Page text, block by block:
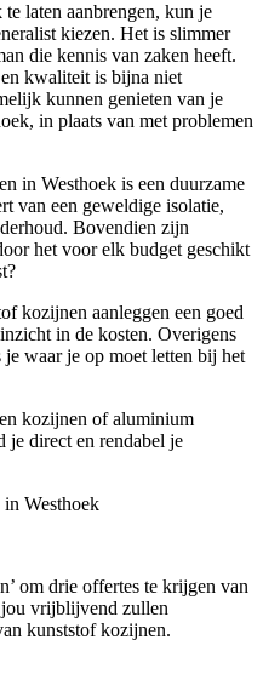
laten aanbrengen, kun je
kiezen. Het is slimmer
die kennis van zaken heeft.
kwaliteit is bijna niet
kunnen genieten van je
in plaats van met problemen
in Westhoek is een duurzame
van een geweldige isolatie,
Bovendien zijn
het voor elk budget geschikt
kozijnen aanleggen een goed
in de kosten. Overigens
waar je op moet letten bij het
kozijnen of aluminium
direct en rendabel je
Westhoek
om drie offertes te krijgen van
vrijblijvend zullen
kunststof kozijnen.